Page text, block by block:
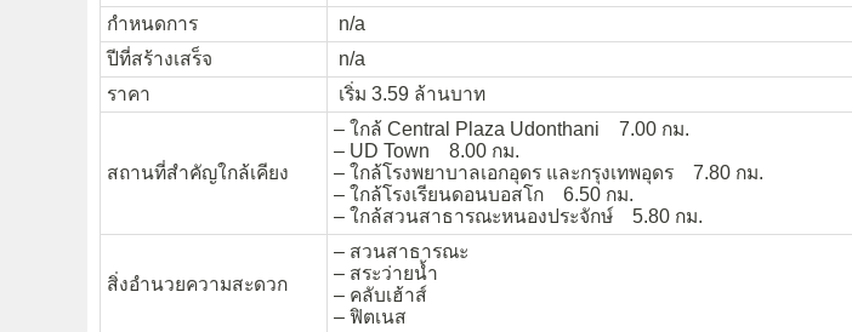
กำหนดการ
n/a
ปีที่สร้างเสร็จ
n/a
ราคา
เริ่ม 3.59 ล้านบาท
สถานที่สำคัญใกล้เคียง
– ใกล้ Central Plaza Udonthani 7.00 กม.
– UD Town 8.00 กม.
– ใกล้โรงพยาบาลเอกอุดร และกรุงเทพอุดร 7.80 กม.
– ใกล้โรงเรียนดอนบอสโก 6.50 กม.
– ใกล้สวนสาธารณะหนองประจักษ์ 5.80 กม.
สิ่งอำนวยความสะดวก
– สวนสาธารณะ
– สระว่ายน้ำ
– คลับเฮ้าส์
– ฟิตเนส